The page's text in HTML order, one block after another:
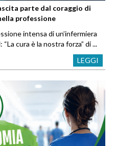
parte dal coraggio di
professione
intensa di un’infermiera
cura è la nostra forza” di ...
LEGGI